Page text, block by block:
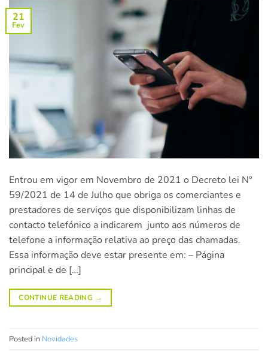
21
Fev
Entrou em vigor em Novembro de 2021 o Decreto lei Nº
59/2021 de 14 de Julho que obriga os comerciantes e
prestadores de serviços que disponibilizam linhas de
contacto telefónico a indicarem junto aos números de
telefone a informação relativa ao preço das chamadas.
Essa informação deve estar presente em: – Página
principal e de […]
CONTINUE READING →
Posted in Novidades